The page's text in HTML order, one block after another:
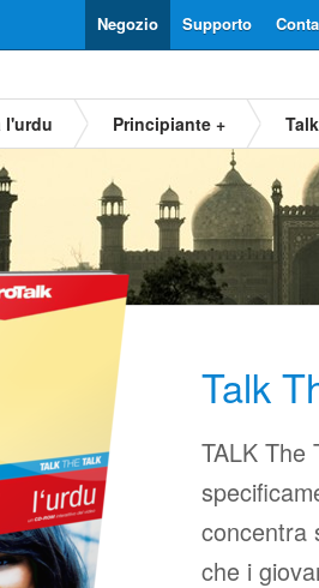
Supporto
Negozio
l'urdu Principiante +
Talk
TALK The
concentra
che i